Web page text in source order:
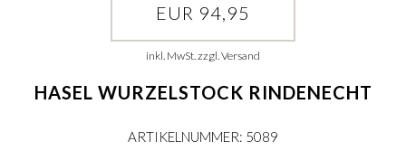
EUR 94,95
inkl. MwSt. zzgl. Versand
HASEL WURZELSTOCK RINDENECHT
ARTIKELNUMMER: 5089